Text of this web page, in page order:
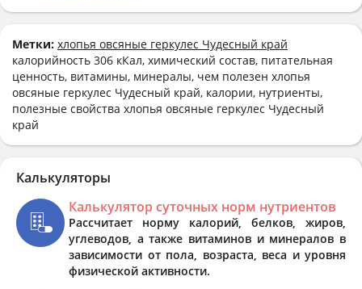
Метки: хлопья овсяные геркулес Чудесный край
калорийность 306 кКал, химический состав, питательная
ценность, витамины, минералы, чем полезен хлопья
овсяные геркулес Чудесный край, калории, нутриенты,
полезные свойства хлопья овсяные геркулес Чудесный
край
Калькуляторы
Калькулятор суточных норм нутриентов
Рассчитает норму калорий, белков, жиров,
углеводов, а также витаминов и минералов в
зависимости от пола, возраста, веса и уровня
физической активности.